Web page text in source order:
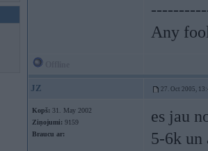
Any
JZ 27. Oct 2005,
Kopš: 31. May 2002
Ziņojumi: 9159
Braucu ar:
es jau
5-6k